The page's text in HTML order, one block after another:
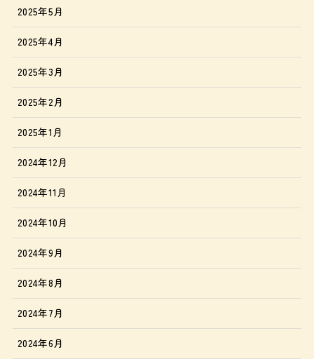
2025年5月
2025年4月
2025年3月
2025年2月
2025年1月
2024年12月
2024年11月
2024年10月
2024年9月
2024年8月
2024年7月
2024年6月